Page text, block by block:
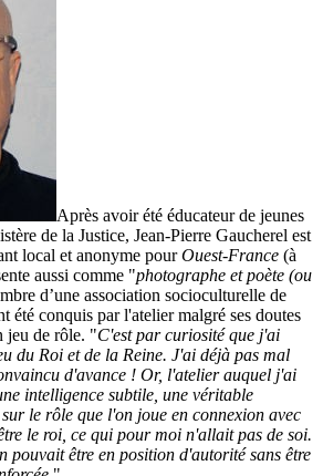
Après avoir été éducateur de jeunes
de la Justice, Jean-Pierre Gaucherel est
local et anonyme pourOuest-France (à
aussi comme "photographe et poète (ou
d’une association socioculturelle de
été conquis par l'atelier malgré ses doutes
jeu de rôle. "C'est par curiosité que j'ai
du Roi et de la Reine. J'ai déjà pas mal
d'avance ! Or, l'atelier auquel j'ai
intelligence subtile, une véritable
le rôle que l'on joue en connexion avec
le roi, ce qui pour moi n'allait pas de soi.
pouvait être en position d'autorité sans être